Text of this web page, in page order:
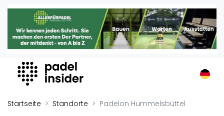
Padel Insider
Home
Organisationen
Buchungssysteme
Padel-Shops
Startseite Standorte Padelon Hummelsbüttel